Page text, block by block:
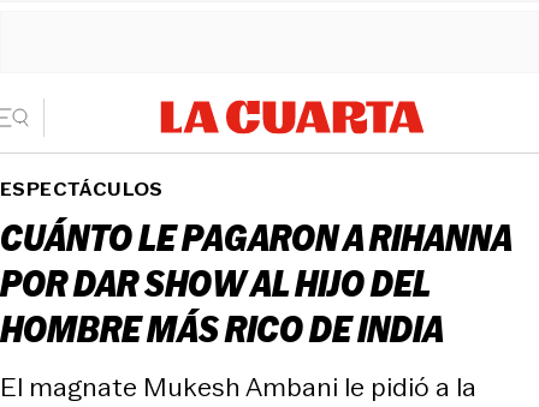
ESPECTÁCULOS
CUÁNTO LE PAGARON A RIHANNA
POR DAR SHOW AL HIJO DEL
HOMBRE MÁS RICO DE INDIA
El magnate Mukesh Ambani le pidió a la